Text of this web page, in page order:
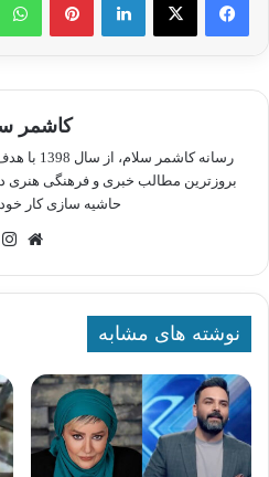
کاشمر
رسانه
بروزترین مطالب خبری و فرهنگی هنری
حاشیه سازی کار خود
نوشته های مشابه